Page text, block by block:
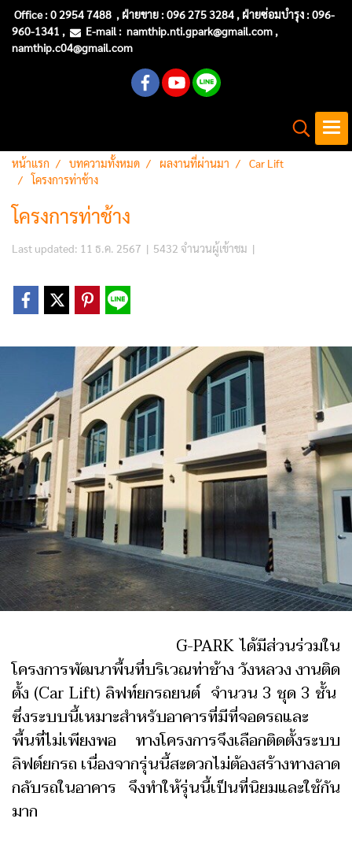
Office :0 2954 7488 , ฝ่ายขาย : 096 275 3284 , ฝ่ายซ่อมบำรุง :096-
960-1341 , E-mail : namthip.nti.gpark@gmail.com ,
namthip.c04@gmail.com
หน้าแรก บทความทั้งหมด ผลงานที่ผ่านมา
Car Lift
โครงการท่าช้าง
โครงการท่าช้าง
Last updated: 11 ธ.ค. 2567 | 5432 จำนวนผู้เข้าชม |
G-PARK ได้มีส่วนร่วมใน
โครงการพัฒนาพื้นที่บริเวณท่าช้าง วังหลวง งานติด
ตั้ง (Car Lift) ลิฟท์ยกรถยนต์ จำนวน 3 ชุด 3 ชั้น
ซึ่งระบบนี้เหมาะสำหรับอาคารที่มีที่จอดรถและ
พื้นที่ไม่เพียงพอ ทางโครงการจึงเลือกติดตั้งระบบ
ลิฟต์ยกรถ เนื่องจากรุ่นนี้สะดวกไม่ต้องสร้างทางลาด
กลับรถในอาคาร จึงทำให้รุ่นนี้เป็นที่นิยมและใช้กัน
มาก